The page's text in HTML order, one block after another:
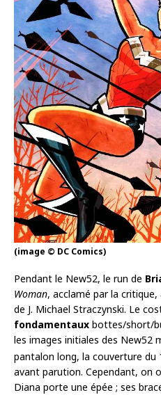
(image © DC Comics)
Pendant le New52, le run de
Woman, acclamé par la
de J. Michael Straczynski. Le
fondamentaux bottes/short/
les images initiales des New52
pantalon long, la couverture du
avant parution. Cependant, on
Diana porte une épée ; ses